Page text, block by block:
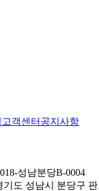
고객센터 공지사항
성남분당B-0004
기도 성남시 분당구